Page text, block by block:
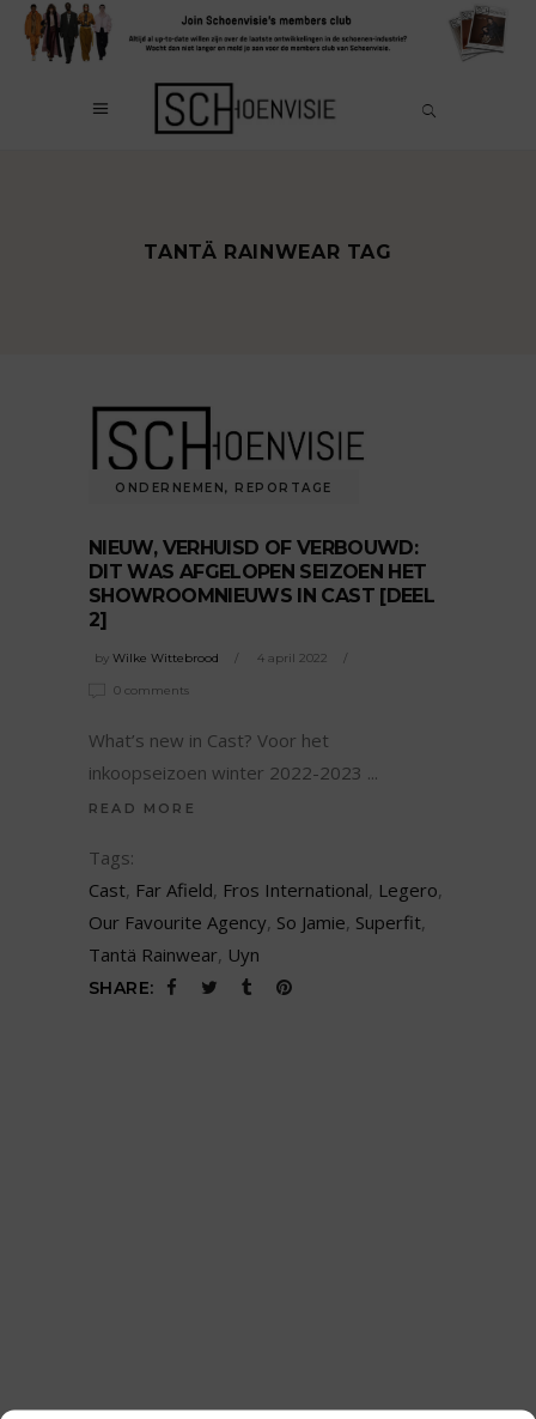
TANTÄ RAINWEAR TAG
ONDERNEMEN , REPORTAGE
NIEUW, VERHUISD OF VERBOUWD:
DIT WAS AFGELOPEN SEIZOEN HET
SHOWROOMNIEUWS IN CAST [DEEL
2]
by Wilke Wittebrood 4 april 2022
0 comments
What’s new in Cast? Voor het
inkoopseizoen winter 2022-2023
READ MORE
Tags:
Cast, Far Afield, Fros International, Legero,
Our Favourite Agency, So Jamie, Superfit,
Tantä Rainwear, Uyn
SHARE: